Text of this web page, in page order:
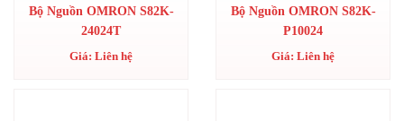
Bộ Nguồn OMRON S82K-
24024T
Giá: Liên hệ
Bộ Nguồn OMRON S82K-
P10024
Giá: Liên hệ